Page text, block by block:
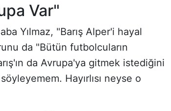
Var"
Yılmaz, "Barış Alper'i hayal
da "Bütün futbolcuların
da Avrupa'ya gitmek istediğini
Hayırlısı neyse o